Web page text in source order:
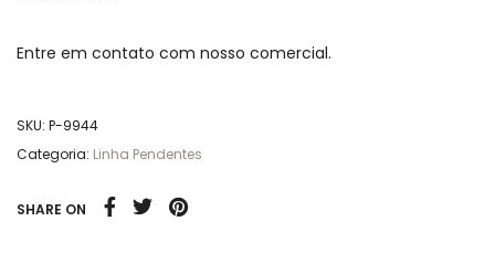
Entre em contato com nosso comercial.
SKU: P-9944
Categoria: Linha Pendentes
SHARE ON